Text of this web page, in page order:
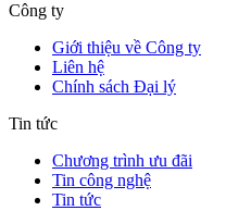
Công ty
Giới thiệu về Công ty
Liên hệ
Chính sách Đại lý
Tin tức
Chương trình ưu đãi
Tin công nghệ
Tin tức